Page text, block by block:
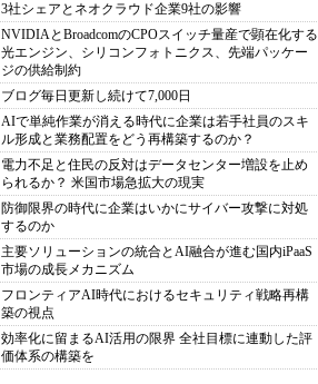
3社シェアとネオクラウド企業9社の影響
NVIDIAとBroadcomのCPOスイッチ量産で顕在化する
光エンジン、シリコンフォトニクス、先端パッケー
ジの供給制約
ブログ毎日更新し続けて7,000日
AIで単純作業が消える時代に企業は若手社員のスキ
ル形成と業務配置をどう再構築するのか？
電力不足と住民の反対はデータセンター増設を止め
られるか？ 米国市場急拡大の現実
防御限界の時代に企業はいかにサイバー攻撃に対処
するのか
主要ソリューションの統合とAI融合が進む国内iPaaS
市場の成長メカニズム
フロンティアAI時代におけるセキュリティ戦略再構
築の視点
効率化に留まるAI活用の限界 全社目標に連動した評
価体系の構築を